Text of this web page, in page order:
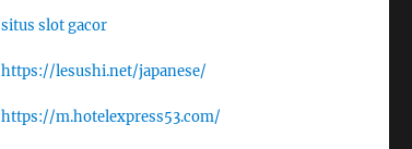
situs slot gacor
https://lesushi.net/japanese/
https://m.hotelexpress53.com/